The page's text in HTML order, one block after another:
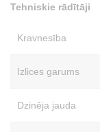
Tehniskie rādītāji
Kravnesība
Izlices garums
Dzinēja jauda